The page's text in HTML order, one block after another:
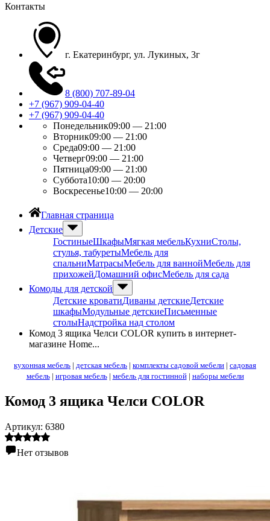
Контакты
г. Екатеринбург, ул. Лукиных, 3г
8 (800) 707-89-04
+7 (967) 909-04-40
+7 (967) 909-04-40
Понедельник09:00 — 21:00
Вторник09:00 — 21:00
Среда09:00 — 21:00
Четверг09:00 — 21:00
Пятница09:00 — 21:00
Суббота10:00 — 20:00
Воскресенье10:00 — 20:00
Главная страница
Детские
ГостиныеШкафыМягкая мебельКухниСтолы,
стулья, табуретыМебель для
спальниМатрасыМебель для ваннойМебель для
прихожейДомашний офисМебель для сада
Комоды для детской
Детские кроватиДиваны детскиеДетские
шкафыМодульные детскиеПисьменные
столыНадстройка над столом
Комод 3 ящика Челси COLOR купить в интернет-
магазине Home...
кухонная мебель | детская мебель | комплекты садовой мебели | садовая
мебель| игровая мебель| мебель для гостинной| наборы мебели
Комод 3 ящика Челси COLOR
Артикул: 6380
Нет отзывов